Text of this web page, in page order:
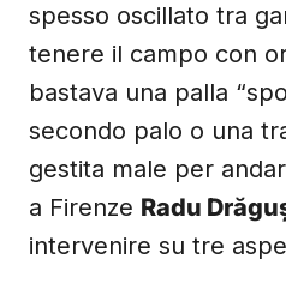
spesso oscillato tra
tenere il campo con
bastava una palla
secondo palo o una
gestita male per
a Firenze Radu
intervenire su tre